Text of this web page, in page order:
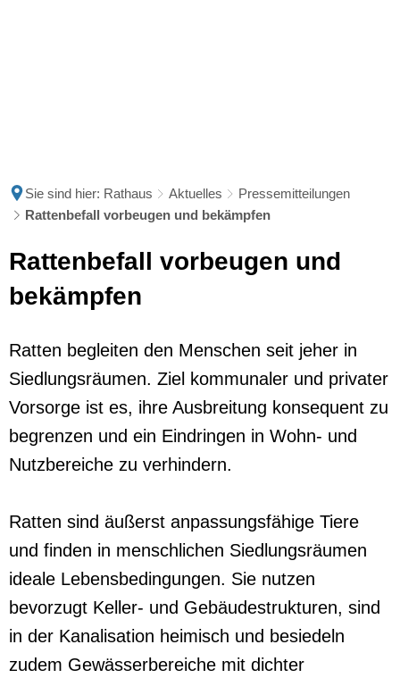
Sie sind hier: Rathaus Aktuelles
Pressemitteilungen
Rattenbefall vorbeugen und bekämpfen
Rattenbefall vorbeugen und
bekämpfen
Ratten begleiten den Menschen seit jeher in
Siedlungsräumen. Ziel kommunaler und privater
Vorsorge ist es, ihre Ausbreitung konsequent zu
begrenzen und ein Eindringen in Wohn- und
Nutzbereiche zu verhindern.
Ratten sind äußerst anpassungsfähige Tiere
und finden in menschlichen Siedlungsräumen
ideale Lebensbedingungen. Sie nutzen
bevorzugt Keller- und Gebäudestrukturen, sind
in der Kanalisation heimisch und besiedeln
zudem Gewässerbereiche mit dichter